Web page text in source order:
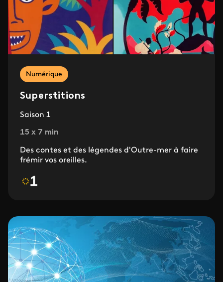
Numérique
Superstitions
Saison 1
15 x 7 min
Des contes et des légendes d'Outre-mer à faire
frémir vos oreilles.